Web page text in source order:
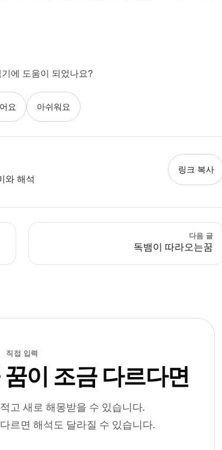
에 도움이 되었나요?
요 아쉬워요
와 해석
링크 복사
다음 글
독뱀이 따라오는꿈
직접 입력
이 조금 다르다면
고 새로 해몽받을 수 있습니다.
르면 해석도 달라질 수 있습니다.